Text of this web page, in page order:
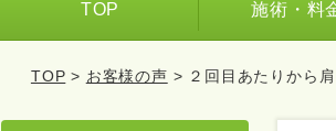
TOP 施術・料
TOP > お客様の声 > ２回目あたりから